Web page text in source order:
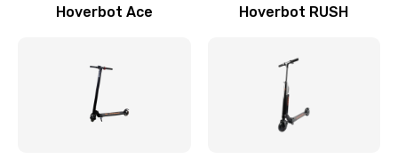
Hoverbot Ace Hoverbot RUSH